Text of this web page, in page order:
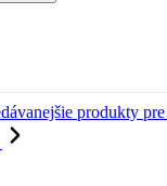
produkty